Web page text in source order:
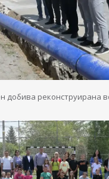
добива реконструирана